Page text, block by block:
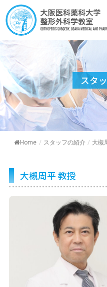
スタ
Home / スタッフの紹介 / 大槻
大槻周平 教授